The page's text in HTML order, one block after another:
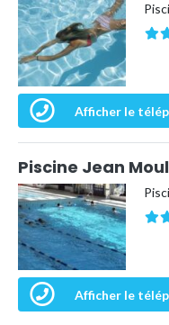
Afficher le
Piscine Jean
Afficher le